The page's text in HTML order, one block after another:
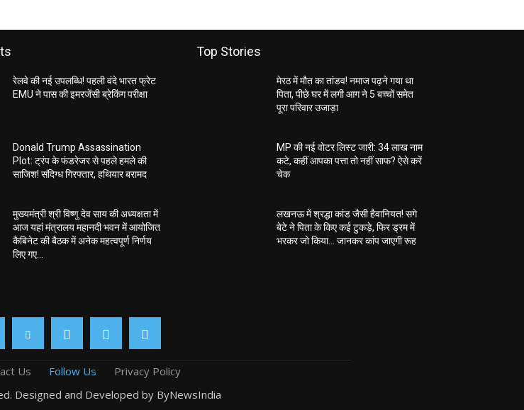
रेलवे की नई उपलब्धि! पहली वंदे भारत फ्रेट
EMU ने पास की इमरजेंसी ब्रेकिंग परीक्षा
Donald Trump Assassination
Plot: ट्रंप के फंडरेजर से पहले हमले की
साजिश! संदिग्ध गिरफ्तार, हथियार बरामद
मुख्यमंत्री श्री विष्णु देव साय की अध्यक्षता में
आज यहां मंत्रालय महानदी भवन में आयोजित
कैबिनेट की बैठक में अनेक महत्वपूर्ण निर्णय
लिए गए...
Top Stories
मेरठ में मौत का तांडव! नमाज पढ़ने गया था
पिता, पीछे घर में लगी आग ने 5 बच्चों समेत
पूरा परिवार उजाड़ा
MP की नई वोटर लिस्ट जारी: 34 लाख नाम
कटे, कहीं आपका पत्ता तो नहीं साफ? ऐसे करें
चेक
लखनऊ में श्रद्धा कांड जैसी हैवानियत! सगे
बेटे ने पिता के किए कई टुकड़े, फिर ड्रम में
भरकर जो किया… जानकर कांप जाएगी रूह
Us Follow Us
Privacy Policy
Designed and Developed by ByNewsIndia